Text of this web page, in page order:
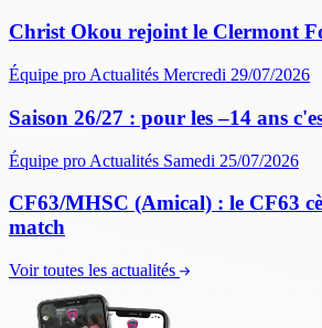
Christ Okou rejoint le Clermont
Équipe pro Actualités Mercredi 29/07/2026
Saison 26/27 : pour les –14 ans
Équipe pro Actualités Samedi 25/07/2026
CF63/MHSC (Amical) : le CF63
match
Voir toutes les actualités